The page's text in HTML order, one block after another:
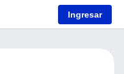
Ingresar